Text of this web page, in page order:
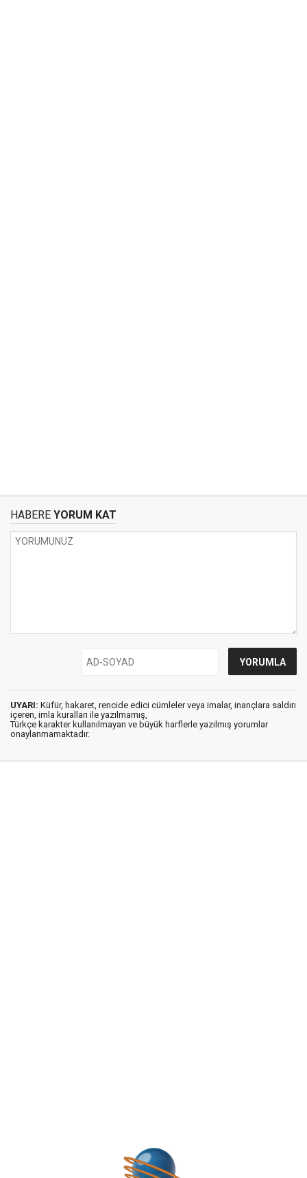
HABERE YORUM KAT
UYARI: Küfür, hakaret, rencide edici cümleler veya imalar, inançlara saldırı
içeren, imla kuralları ile yazılmamış,
Türkçe karakter kullanılmayan ve büyük harflerle yazılmış yorumlar
onaylanmamaktadır.